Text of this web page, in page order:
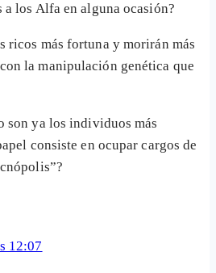
a los Alfa en alguna ocasión?
ricos más fortuna y morirán más
la manipulación genética que
son ya los individuos más
consiste en ocupar cargos de
12:07